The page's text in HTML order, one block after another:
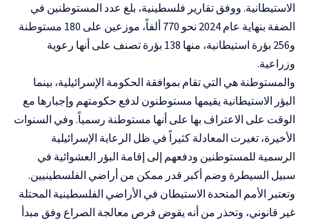
الاستيطانية. ووفق تقارير فلسطينية، بلغ عدد المستوطنين في
الضفة بنهاية عام 2024 نحو 770 ألفاً، موزعين على 180 مستوطنة
و256 بؤرة استيطانية، منها 138 بؤرة تصنف على أنها رعوية
وزراعية.
والمستوطنة هي التي تقام بموافقة الحكومة الإسرائيلية، بينما
البؤر الاستيطانية يقيمها مستوطنون لدفع حكومتهم وإجبارها مع
الوقت على الاعتراف بها على أنها مستوطنة رسمياً. وفي السنوات
الأخيرة، تغيرت المعادلة كثيراً في ظل الرعاية الإسرائيلية
الرسمية للمستوطنين ودفعهم إلى إقامة البؤر العشوائية في
سبيل السيطرة وضم أكبر قدر ممكن من أراضي الفلسطينيين.
وتعتبر الأمم المتحدة الاستيطان في الأراضي الفلسطينية المحتلة
غير قانوني، وتحذر من أنه يقوض فرص معالجة الصراع وفق مبدأ